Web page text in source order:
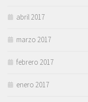
abril 2017
marzo 2017
febrero 2017
enero 2017